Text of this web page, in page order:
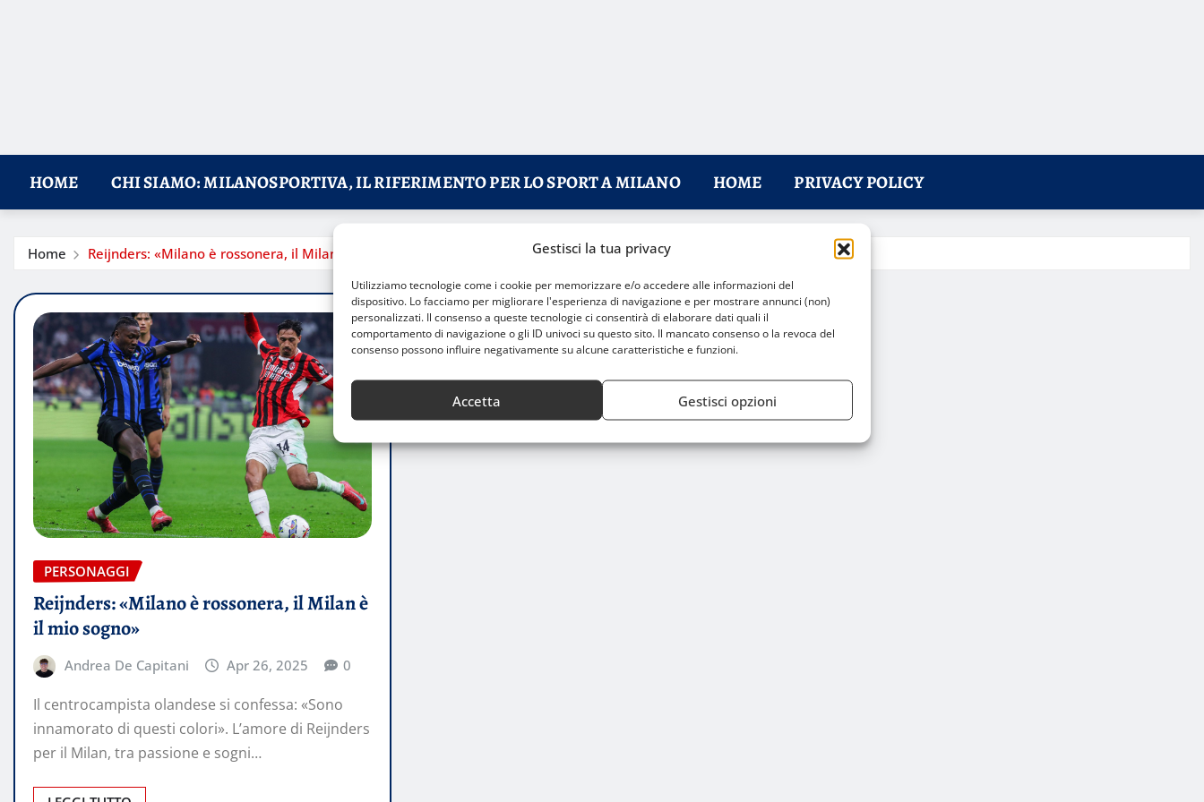
Gestisci la tua privacy
Utilizziamo tecnologie come i cookie per memorizzare e/o accedere alle informazioni del
dispositivo. Lo facciamo per migliorare l'esperienza di navigazione e per mostrare annunci (non)
personalizzati. Il consenso a queste tecnologie ci consentirà di elaborare dati quali il
comportamento di navigazione o gli ID univoci su questo sito. Il mancato consenso o la revoca del
consenso possono influire negativamente su alcune caratteristiche e funzioni.
Accetta Gestisci opzioni
HOME CHI SIAMO: MILANOSPORTIVA, IL RIFERIMENTO PER LO SPORT A MILANO HOME PRIVACY POLICY
Home Reijnders: «Milano è rossonera, il Milan è il mio sogno»
PERSONAGGI
Reijnders: «Milano è rossonera, il Milan è
il mio sogno»
Andrea De Capitani Apr 26, 2025 0
Il centrocampista olandese si confessa: «Sono
innamorato di questi colori». L’amore di Reijnders
per il Milan, tra passione e sogni…